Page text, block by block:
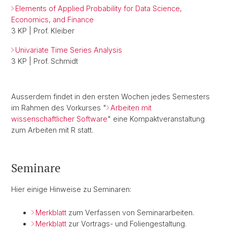
Elements of Applied Probability for Data Science,
Economics, and Finance
3 KP | Prof. Kleiber
Univariate Time Series Analysis
3 KP | Prof. Schmidt
Ausserdem findet in den ersten Wochen jedes Semesters
im Rahmen des Vorkurses " Arbeiten mit
wissenschaftlicher Software" eine Kompaktveranstaltung
zum Arbeiten mit R statt.
Seminare
Hier einige Hinweise zu Seminaren:
Merkblatt zum Verfassen von Seminararbeiten.
Merkblatt zur Vortrags- und Foliengestaltung.